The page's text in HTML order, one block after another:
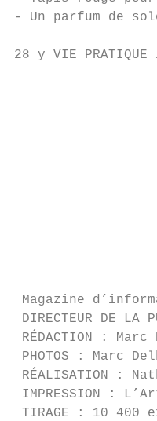
- Un parfum
28 y VIE
Magazine
DIRECTEUR
RÉDACTION :
PHOTOS : Marc
RÉALISATION :
IMPRESSION :
TIRAGE : 10 400